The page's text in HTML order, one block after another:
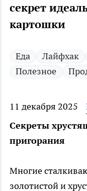
секрет
картошки
Еда Лайфхак
Полезное
11 декабря 2025
Секреты
пригорания
Многие
золотистой и